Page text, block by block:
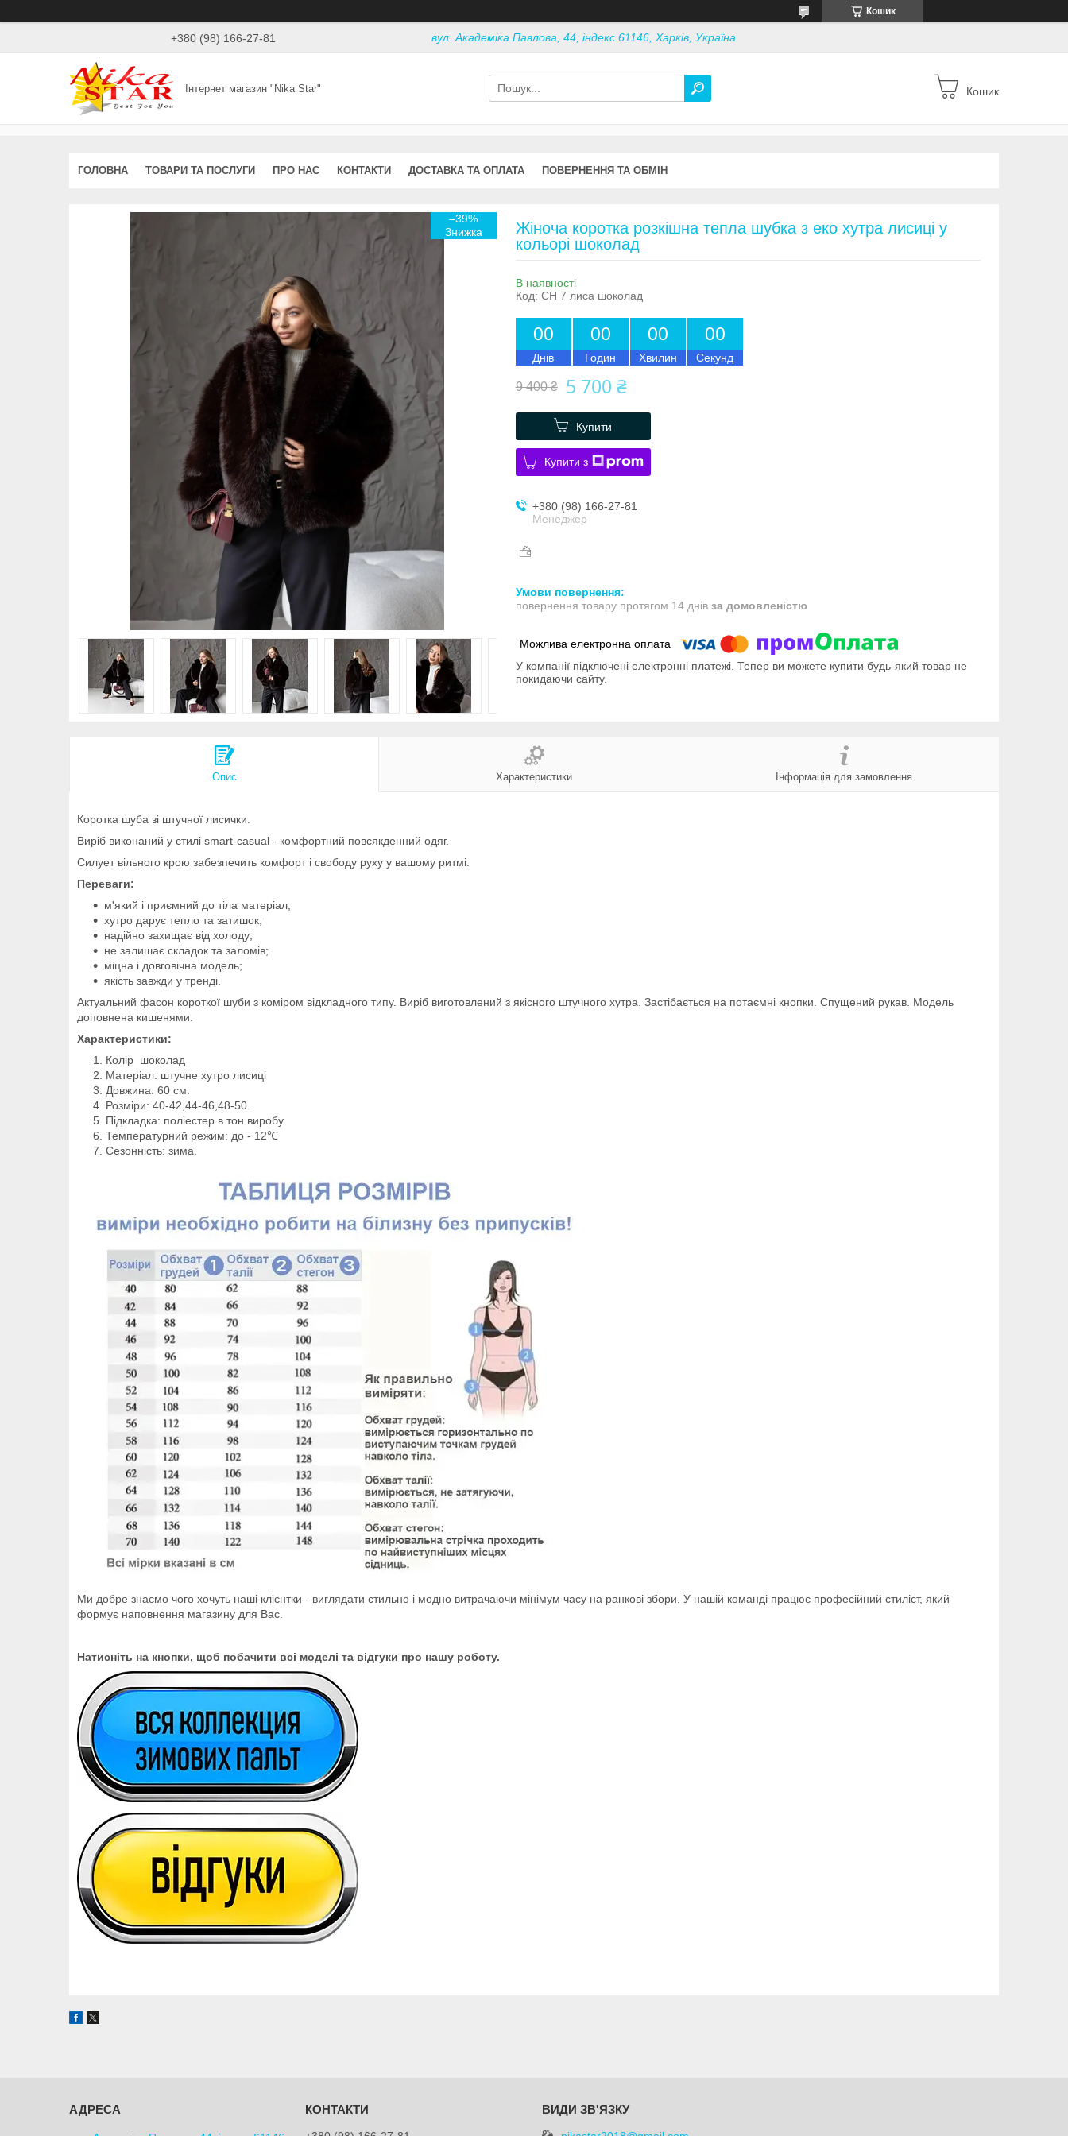
Кошик
+380 (98) 166-27-81 вул. Академіка Павлова, 44; індекс 61146, Харків, Україна
Інтернет магазин "Nika Star" Кошик
ГОЛОВНА ТОВАРИ ТА ПОСЛУГИ ПРО НАС КОНТАКТИ ДОСТАВКА ТА ОПЛАТА ПОВЕРНЕННЯ ТА ОБМІН
–39%
Жіноча коротка розкішна тепла шубка з еко хутра лисиці у
кольорі шоколад
В наявності
Код: СН 7 лиса шоколад
00
Днів
00
Годин
00
Хвилин
00
Секунд
9 400 ₴ 5 700 ₴
Купити
Купити з
+380 (98) 166-27-81
Менеджер
повернення товару протягом 14 днів за домовленістю
У компанії підключені електронні платежі. Тепер ви можете купити будь-який товар не
покидаючи сайту.
Опис Характеристики Інформація для замовлення
Коротка шуба зі штучної лисички.
Виріб виконаний у стилі smart-casual - комфортний повсякденний одяг.
Силует вільного крою забезпечить комфорт і свободу руху у вашому ритмі.
Переваги:
м'який і приємний до тіла матеріал;
хутро дарує тепло та затишок;
надійно захищає від холоду;
не залишає складок та заломів;
міцна і довговічна модель;
якість завжди у тренді.
Актуальний фасон короткої шуби з коміром відкладного типу. Виріб виготовлений з якісного штучного хутра. Застібається на потаємні кнопки. Спущений рукав. Модель
доповнена кишенями.
Характеристики:
Колір шоколад
Матеріал: штучне хутро лисиці
Довжина: 60 см.
Розміри: 40-42,44-46,48-50.
Підкладка: поліестер в тон виробу
Температурний режим: до - 12℃
Сезонність: зима.
Ми добре знаємо чого хочуть наші клієнтки - виглядати стильно і модно витрачаючи мінімум часу на ранкові збори. У нашій команді працює професійний стиліст, який
формує наповнення магазину для Вас.
Натисніть на кнопки, щоб побачити всі моделі та відгуки про нашу роботу.